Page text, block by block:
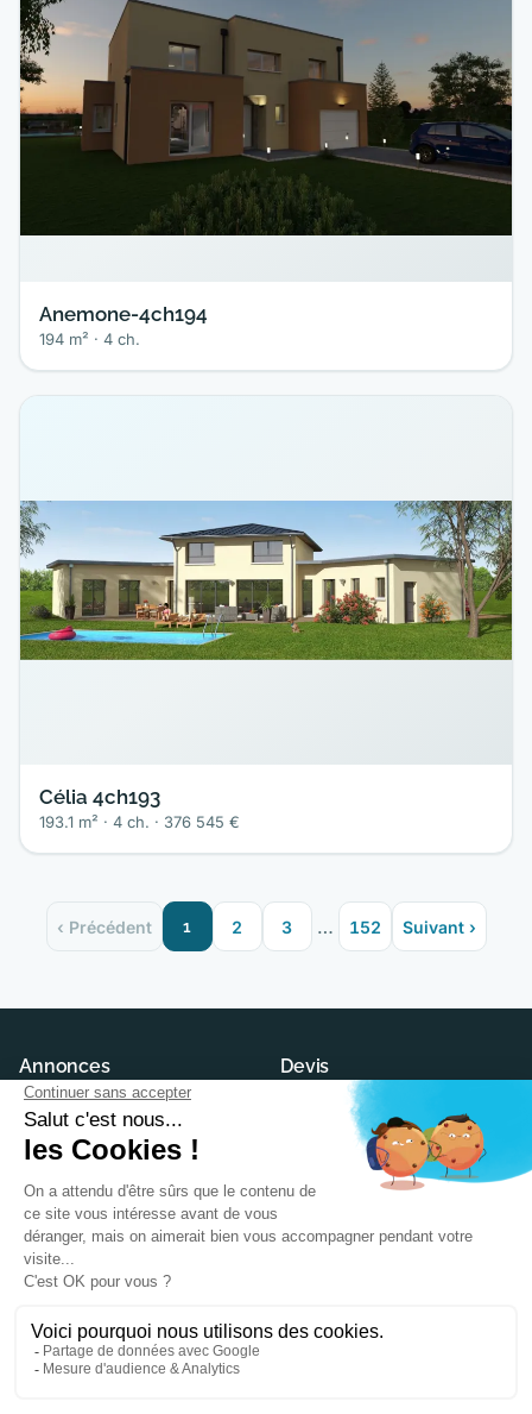
Anemone-4ch194
194 m² · 4 ch.
Célia 4ch193
193.1 m² · 4 ch. · 376 545 €
‹ Précédent 1 2 3 … 152 Suivant ›
Annonces
Maisons neuves
Terrains à construire
Annuaire des constructeurs
Devis
Demander un devis
Trouver son constructeur
Conseils
PTZ
Maison écologique
CGU